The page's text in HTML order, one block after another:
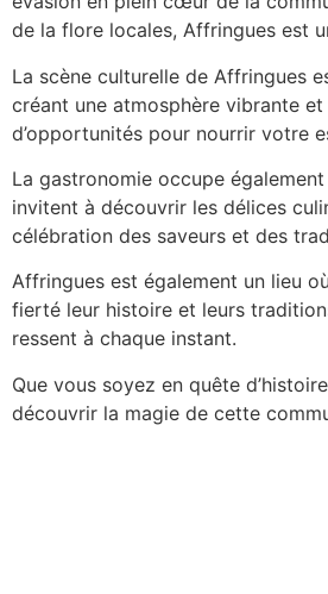
de la flore locales, Affringues est
La scène culturelle de Affringues
créant une atmosphère vibrante
d’opportunités pour nourrir votre
La gastronomie occupe
invitent à découvrir les délices
célébration des saveurs et des
Affringues est également un lieu
fierté leur histoire et leurs
ressent à chaque instant.
Que vous soyez en quête
découvrir la magie de cette